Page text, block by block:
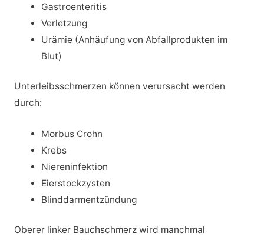
Gastroenteritis
Verletzung
Urämie (Anhäufung von Abfallprodukten im
Blut)
Unterleibsschmerzen können verursacht werden
durch:
Morbus Crohn
Krebs
Niereninfektion
Eierstockzysten
Blinddarmentzündung
Oberer linker Bauchschmerz wird manchmal